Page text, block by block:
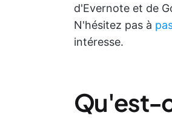
d'Evernote et de
N'hésitez pas à
intéresse.
Qu'est-